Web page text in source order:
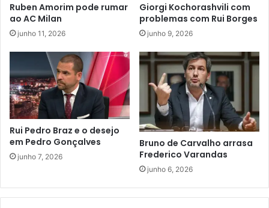
Ruben Amorim pode rumar
ao AC Milan
junho 11, 2026
Giorgi Kochorashvili com
problemas com Rui Borges
junho 9, 2026
Rui Pedro Braz e o desejo
em Pedro Gonçalves
junho 7, 2026
Bruno de Carvalho arrasa
Frederico Varandas
junho 6, 2026